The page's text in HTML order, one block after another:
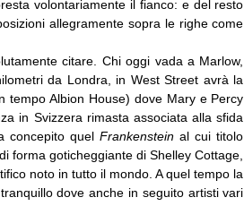
volontariamente il fianco: e del resto
allegramente sopra le righe come
citare. Chi oggi vada a Marlow,
da Londra, in West Street avrà la
tempo Albion House) dove Mary e Percy
in Svizzera rimasta associata alla sfida
concepito quelFrankenstein al cui titolo
forma goticheggiante di Shelley Cottage,
noto in tutto il mondo. A quel tempo la
dove anche in seguito artisti vari